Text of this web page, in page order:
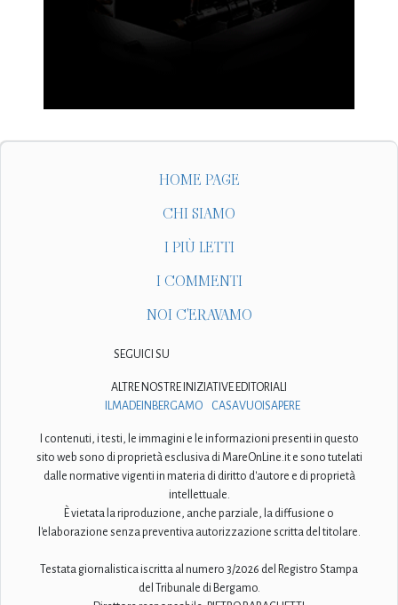
HOME PAGE
CHI SIAMO
I PIÙ LETTI
I COMMENTI
NOI C'ERAVAMO
SEGUICI SU
ALTRE NOSTRE INIZIATIVE EDITORIALI
ILMADEINBERGAMO
CASAVUOISAPERE
I contenuti, i testi, le immagini e le informazioni presenti in questo
sito web sono di proprietà esclusiva di MareOnLine.it e sono tutelati
dalle normative vigenti in materia di diritto d'autore e di proprietà
intellettuale.
È vietata la riproduzione, anche parziale, la diffusione o
l'elaborazione senza preventiva autorizzazione scritta del titolare.
Testata giornalistica iscritta al numero 3/2026 del Registro Stampa
del Tribunale di Bergamo.